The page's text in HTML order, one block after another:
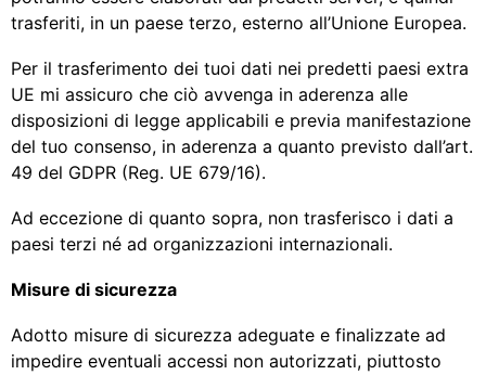
trasferiti, in un paese terzo, esterno all’Unione Europea.
Per il trasferimento dei tuoi dati nei predetti paesi extra
UE mi assicuro che ciò avvenga in aderenza alle
disposizioni di legge applicabili e previa manifestazione
del tuo consenso, in aderenza a quanto previsto dall’art.
49 del GDPR (Reg. UE 679/16).
Ad eccezione di quanto sopra, non trasferisco i dati a
paesi terzi né ad organizzazioni internazionali.
Misure di sicurezza
Adotto misure di sicurezza adeguate e finalizzate ad
impedire eventuali accessi non autorizzati, piuttosto